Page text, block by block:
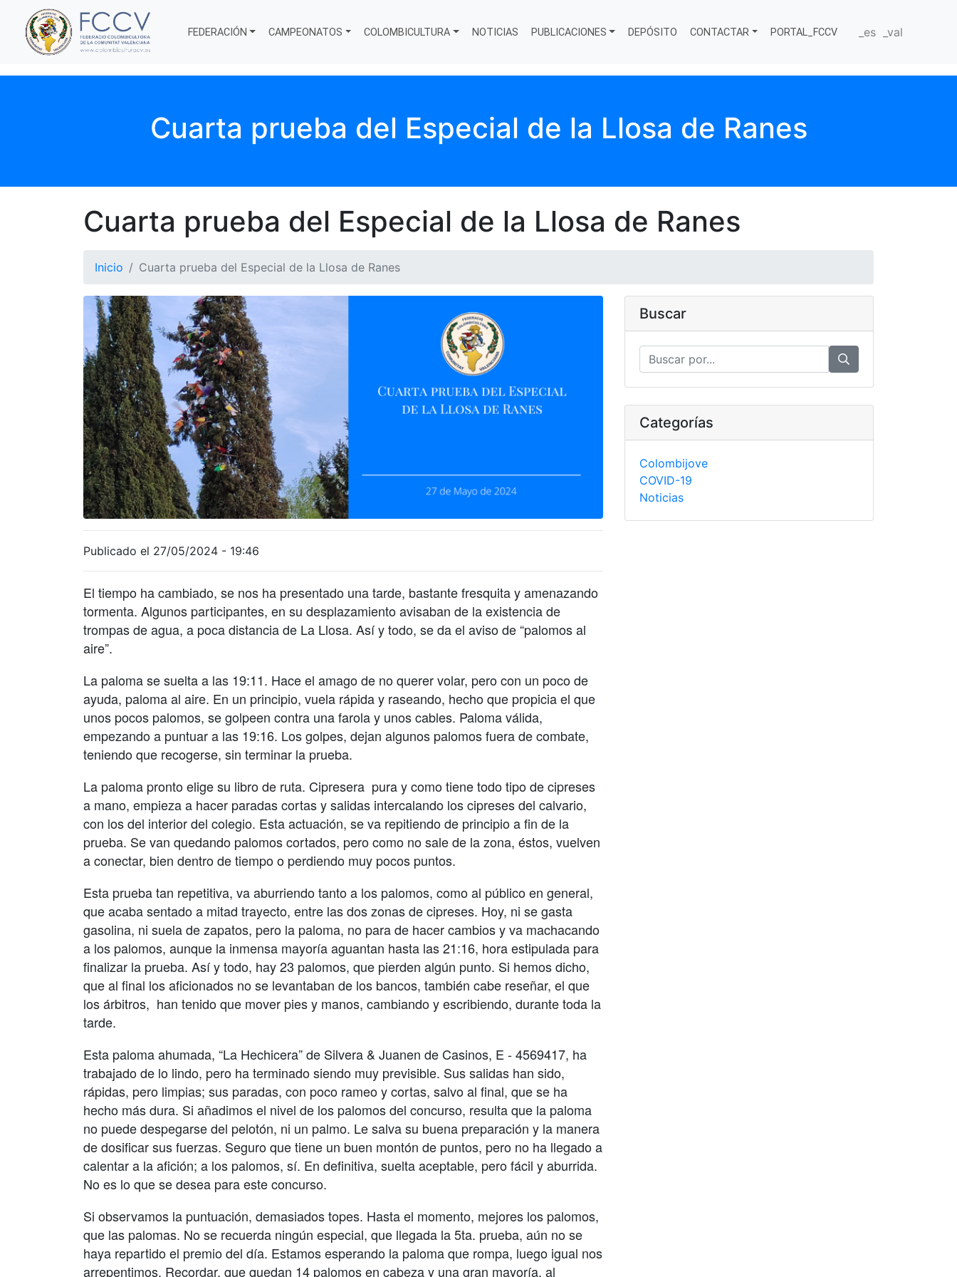
FEDERACIÓN CAMPEONATOS COLOMBICULTURA NOTICIAS PUBLICACIONES DEPÓSITO CONTACTAR PORTAL_FCCV _es _val
Cuarta prueba del Especial de la Llosa de Ranes
Cuarta prueba del Especial de la Llosa de Ranes
Inicio Cuarta prueba del Especial de la Llosa de Ranes
Publicado el 27/05/2024 - 19:46
El tiempo ha cambiado, se nos ha presentado una tarde, bastante fresquita y amenazando
tormenta. Algunos participantes, en su desplazamiento avisaban de la existencia de
trompas de agua, a poca distancia de La Llosa. Así y todo, se da el aviso de “palomos al
aire”.
La paloma se suelta a las 19:11. Hace el amago de no querer volar, pero con un poco de
ayuda, paloma al aire. En un principio, vuela rápida y raseando, hecho que propicia el que
unos pocos palomos, se golpeen contra una farola y unos cables. Paloma válida,
empezando a puntuar a las 19:16. Los golpes, dejan algunos palomos fuera de combate,
teniendo que recogerse, sin terminar la prueba.
La paloma pronto elige su libro de ruta. Cipresera pura y como tiene todo tipo de cipreses
a mano, empieza a hacer paradas cortas y salidas intercalando los cipreses del calvario,
con los del interior del colegio. Esta actuación, se va repitiendo de principio a fin de la
prueba. Se van quedando palomos cortados, pero como no sale de la zona, éstos, vuelven
a conectar, bien dentro de tiempo o perdiendo muy pocos puntos.
Esta prueba tan repetitiva, va aburriendo tanto a los palomos, como al público en general,
que acaba sentado a mitad trayecto, entre las dos zonas de cipreses. Hoy, ni se gasta
gasolina, ni suela de zapatos, pero la paloma, no para de hacer cambios y va machacando
a los palomos, aunque la inmensa mayoría aguantan hasta las 21:16, hora estipulada para
finalizar la prueba. Así y todo, hay 23 palomos, que pierden algún punto. Si hemos dicho,
que al final los aficionados no se levantaban de los bancos, también cabe reseñar, el que
los árbitros, han tenido que mover pies y manos, cambiando y escribiendo, durante toda la
tarde.
Esta paloma ahumada, “La Hechicera” de Silvera & Juanen de Casinos, E - 4569417, ha
trabajado de lo lindo, pero ha terminado siendo muy previsible. Sus salidas han sido,
rápidas, pero limpias; sus paradas, con poco rameo y cortas, salvo al final, que se ha
hecho más dura. Si añadimos el nivel de los palomos del concurso, resulta que la paloma
no puede despegarse del pelotón, ni un palmo. Le salva su buena preparación y la manera
de dosificar sus fuerzas. Seguro que tiene un buen montón de puntos, pero no ha llegado a
calentar a la afición; a los palomos, sí. En definitiva, suelta aceptable, pero fácil y aburrida.
No es lo que se desea para este concurso.
Si observamos la puntuación, demasiados topes. Hasta el momento, mejores los palomos,
que las palomas. No se recuerda ningún especial, que llegada la 5ta. prueba, aún no se
haya repartido el premio del día. Estamos esperando la paloma que rompa, luego igual nos
arrepentimos. Recordar, que quedan 14 palomos en cabeza y una gran mayoría, al
Buscar
Categorías
Colombijove
COVID-19
Noticias